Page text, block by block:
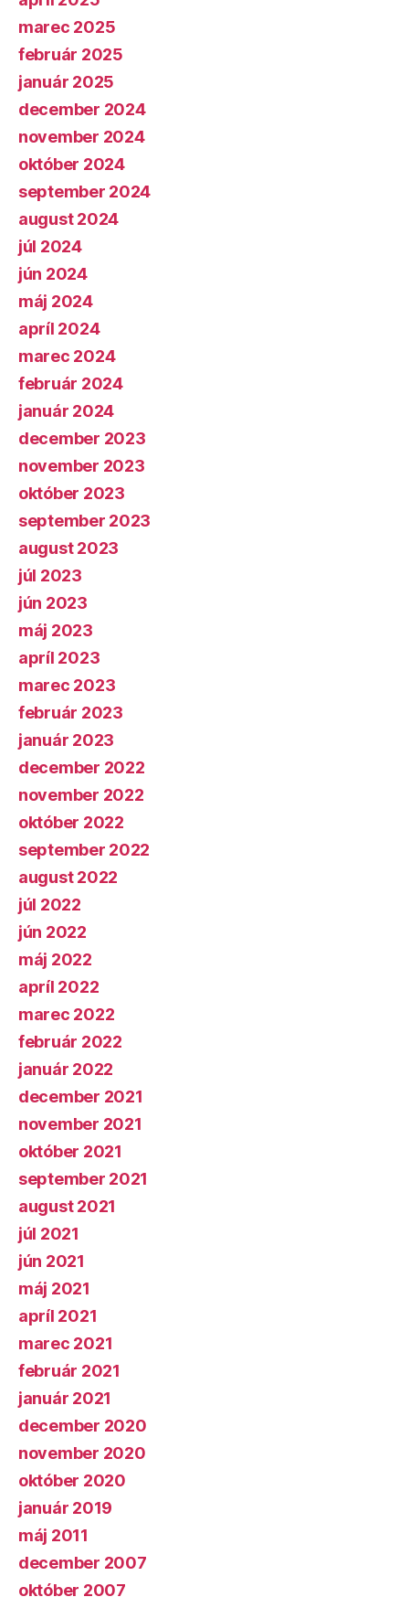
marec 2025
február 2025
január 2025
december 2024
november 2024
október 2024
september 2024
august 2024
júl 2024
jún 2024
máj 2024
apríl 2024
marec 2024
február 2024
január 2024
december 2023
november 2023
október 2023
september 2023
august 2023
júl 2023
jún 2023
máj 2023
apríl 2023
marec 2023
február 2023
január 2023
december 2022
november 2022
október 2022
september 2022
august 2022
júl 2022
jún 2022
máj 2022
apríl 2022
marec 2022
február 2022
január 2022
december 2021
november 2021
október 2021
september 2021
august 2021
júl 2021
jún 2021
máj 2021
apríl 2021
marec 2021
február 2021
január 2021
december 2020
november 2020
október 2020
január 2019
máj 2011
december 2007
október 2007